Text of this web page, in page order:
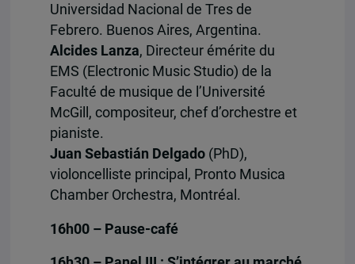
Universidad Nacional de Tres de
Febrero. Buenos Aires, Argentina.
Alcides Lanza, Directeur émérite du
EMS (Electronic Music Studio) de la
Faculté de musique de l’Université
McGill, compositeur, chef d’orchestre et
pianiste.
Juan Sebastián Delgado(PhD),
violoncelliste principal, Pronto Musica
Chamber Orchestra, Montréal.
16h00 – Pause-café